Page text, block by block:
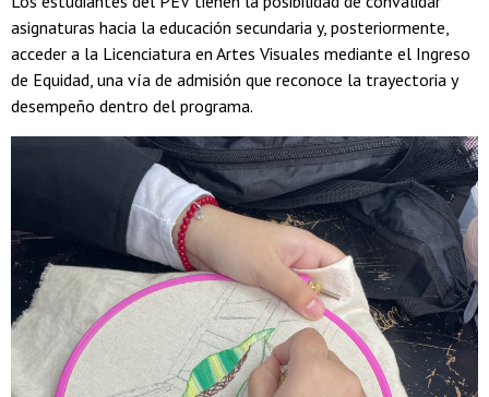
asignaturas hacia la educación secundaria y, posteriormente,
acceder a la Licenciatura en Artes Visuales mediante el Ingreso
de Equidad, una vía de admisión que reconoce la trayectoria y
desempeño dentro del programa.